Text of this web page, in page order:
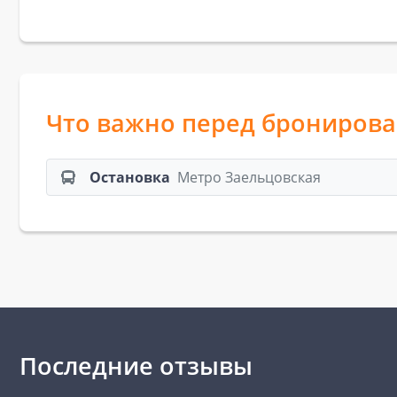
Что важно перед
Остановка Метро Заельцовская
Последние отзывы